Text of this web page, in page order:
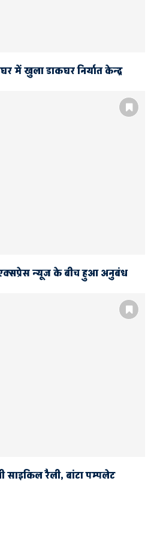
में खुला डाकघर निर्यात केन्द्र
न्यूज के बीच हुआ अनुबंध
साइकिल रैली, बांटा पम्पलेट